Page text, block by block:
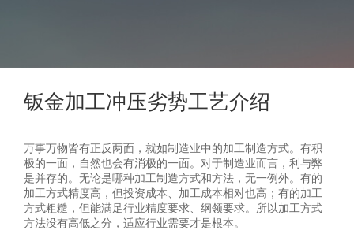
钣金加工冲压劣势工艺介绍
万事万物皆有正反两面，就如制造业中的加工制造方式。有积
极的一面，自然也会有消极的一面。对于制造业而言，利与弊
是并存的。无论是哪种加工制造方式和方法，无一例外。有的
加工方式精度高，但投资成本、加工成本相对也高；有的加工
方式粗糙，但能满足行业精度要求、纲领要求。所以加工方式
方法没有高低之分，适应行业需要才是根本。